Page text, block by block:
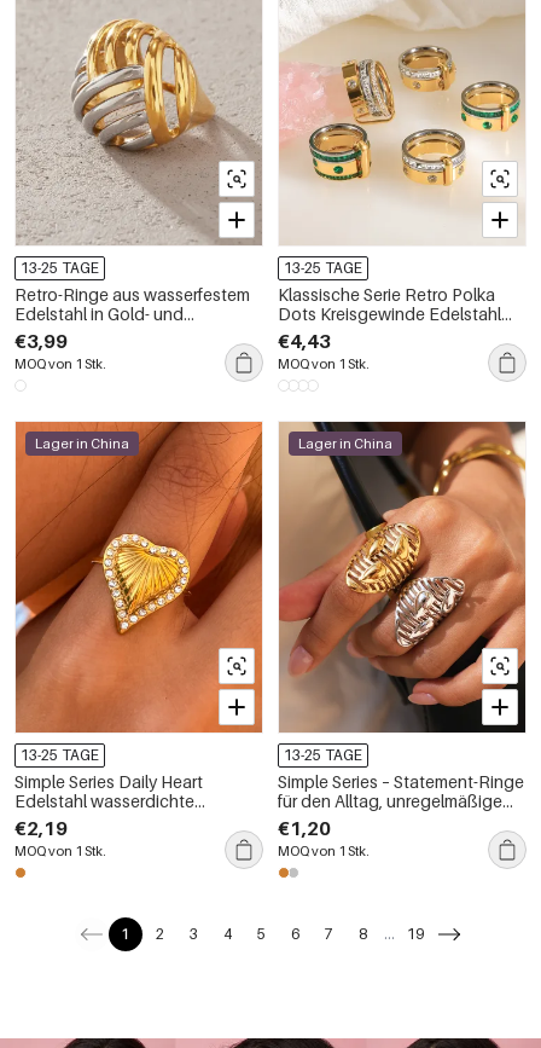
13-25 TAGE
Retro-Ringe aus wasserfestem
Edelstahl in Gold- und
Silbertönen mit hohlen Mustern
€3,99
MOQ von 1 Stk.
13-25 TAGE
Klassische Serie Retro Polka
Dots Kreisgewinde Edelstahl
Wasserdicht Goldfarben Zirkon
Statement Ringe
€4,43
MOQ von 1 Stk.
Lager in China
13-25 TAGE
Simple Series Daily Heart
Edelstahl wasserdichte
goldfarbene Zirkon-Ring-Sets
€2,19
MOQ von 1 Stk.
Lager in China
13-25 TAGE
Simple Series – Statement-Ringe
für den Alltag, unregelmäßige
Form, Edelstahl, wasserdicht,
goldfarben
€1,20
MOQ von 1 Stk.
1 2 3 4 5 6 7 8 ... 19